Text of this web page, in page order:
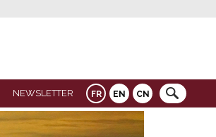
FR EN CN
NEWSLETTER